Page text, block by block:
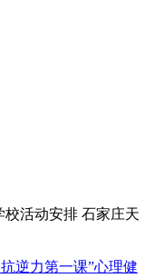
校活动安排 石家庄天